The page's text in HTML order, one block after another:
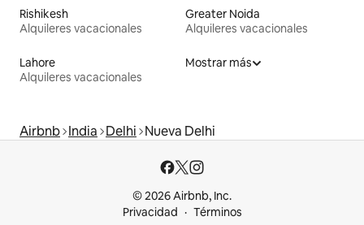
Rishikesh
Alquileres vacacionales
Greater Noida
Alquileres vacacionales
Lahore
Alquileres vacacionales
Mostrar más
Airbnb India Delhi Nueva Delhi
© 2026 Airbnb, Inc.
Privacidad
Términos